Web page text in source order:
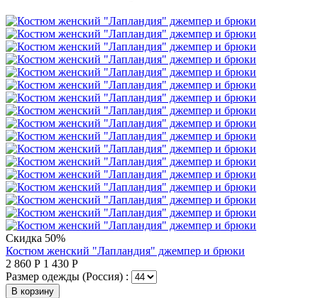
Скидка 50%
Костюм женский "Лапландия" джемпер и брюки
2 860 Р 1 430 Р
Размер одежды (Россия) :
В корзину